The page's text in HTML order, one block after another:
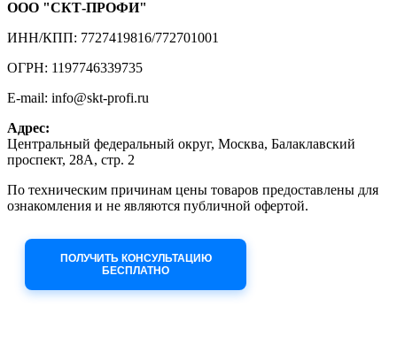
ООО "СКТ-ПРОФИ"
ИНН/КПП: 7727419816/772701001
ОГРН: 1197746339735
E-mail: info@skt-profi.ru
Адрес:
Центральный федеральный округ, Москва, Балаклавский
проспект, 28А, стр. 2
По техническим причинам цены товаров предоставлены для
ознакомления и не являются публичной офертой.
ПОЛУЧИТЬ КОНСУЛЬТАЦИЮ
БЕСПЛАТНО